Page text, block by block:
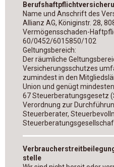
Name und Anschrift des
Allianz AG, Königinstr. 28,
Vermögensschaden-
60/0452/6015850/102
Geltungsbereich:
Der räumliche
Versicherungsschutzes
zumindest in den
Union und genügt
67 Steuerberatungsgesetz
Verordnung zur
Steuerberater,
stelle